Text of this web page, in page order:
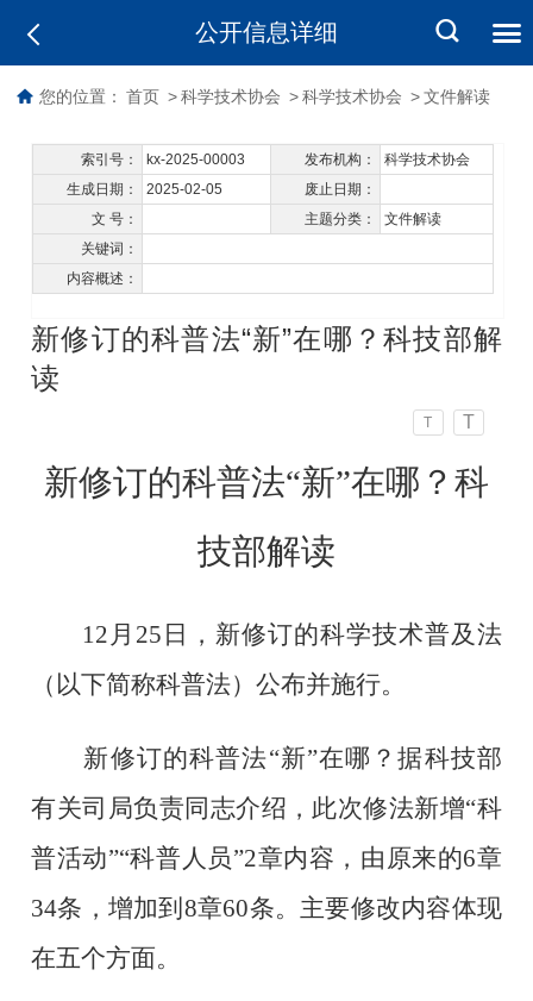
公开信息详细
您的位置： 首页 > 科学技术协会 > 科学技术协会 > 文件解读
索引号： kx-2025-00003 发布机构：
科学技术协会
生成日期：
2025-02-05
废止日期：
文 号：
主题分类：
文件解读
关键词：
内容概述：
新修订的科普法“新”在哪？科技部解
读
T T
新修订的科普法“新”在哪？科
技部解读
12月25日，新修订的科学技术普及法
（以下简称科普法）公布并施行。
新修订的科普法“新”在哪？据科技部
有关司局负责同志介绍，此次修法新增“科
普活动”“科普人员”2章内容，由原来的6章
34条，增加到8章60条。主要修改内容体现
在五个方面。